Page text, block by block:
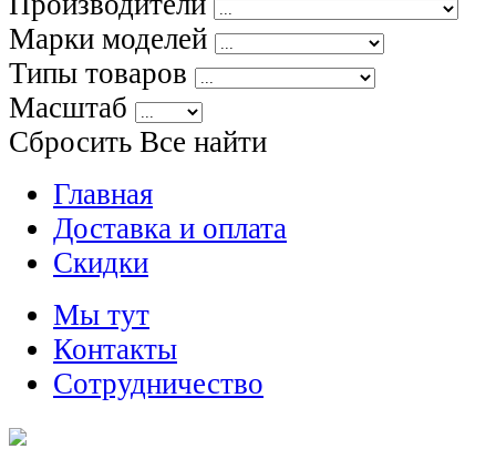
Марки моделей
Типы товаров
Масштаб
Сбросить Все найти
Главная
Доставка и оплата
Скидки
Мы тут
Контакты
Сотрудничество